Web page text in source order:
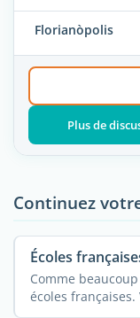
Florianòpolis
Plus de
Continuez
Écoles
Comme
écoles